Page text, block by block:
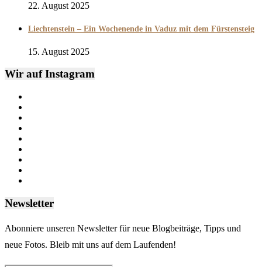
22. August 2025
Liechtenstein – Ein Wochenende in Vaduz mit dem Fürstensteig
15. August 2025
Wir auf Instagram
Newsletter
Abonniere unseren Newsletter für neue Blogbeiträge, Tipps und
neue Fotos. Bleib mit uns auf dem Laufenden!